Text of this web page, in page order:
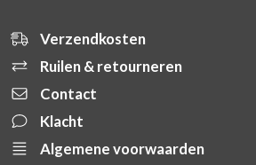
Verzendkosten
Ruilen & retourneren
Contact
Klacht
Algemene voorwaarden